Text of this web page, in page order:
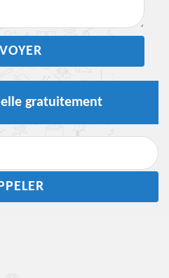
gratuitement